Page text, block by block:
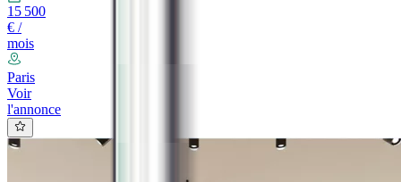
15 500
€ /
mois
Paris
Voir
l'annonce